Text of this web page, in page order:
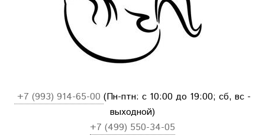
+7 (993) 914-65-00 (Пн-птн: с 10:00 до 19:00; сб, вс -
выходной)
+7 (499) 550-34-05